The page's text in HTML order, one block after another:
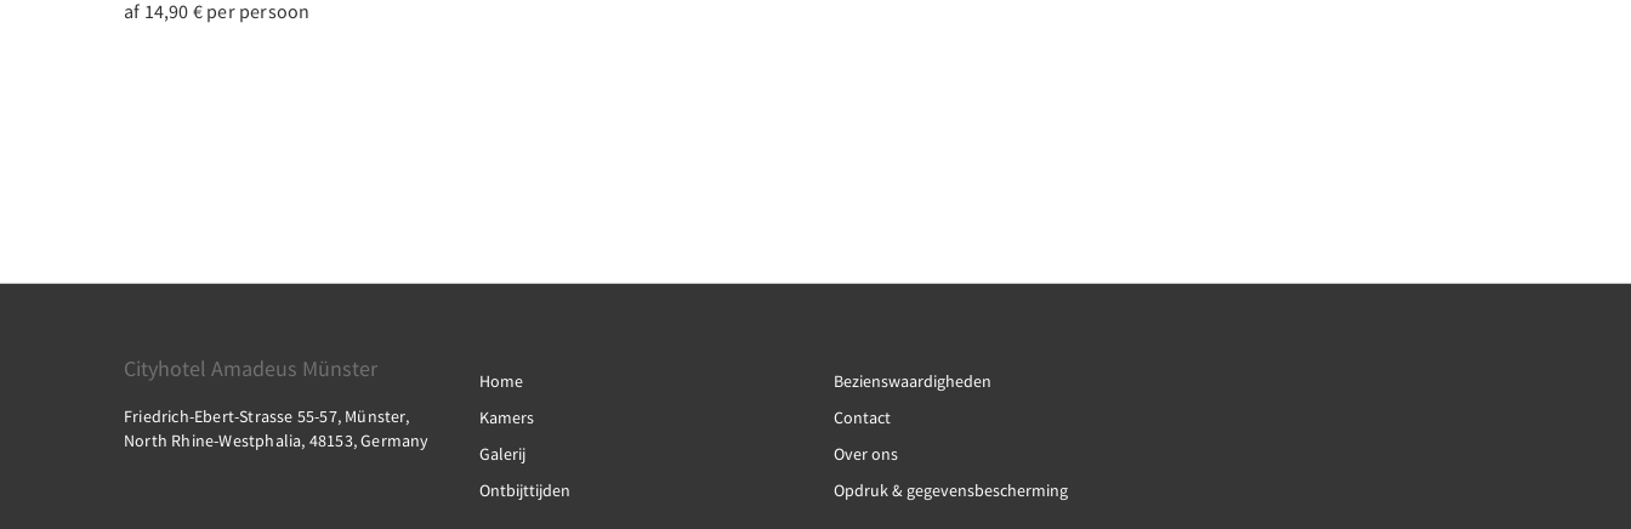
af 14,90 € per persoon
Cityhotel Amadeus Münster
Friedrich-Ebert-Strasse 55-57, Münster,
North Rhine-Westphalia, 48153, Germany
Home
Kamers
Galerij
Ontbijttijden
Bezienswaardigheden
Contact
Over ons
Opdruk & gegevensbescherming